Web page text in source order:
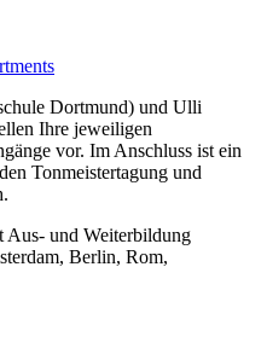
Dortmund) und Ulli
Ihre jeweiligen
vor. Im Anschluss ist ein
Tonmeistertagung und
Aus- und Weiterbildung
Berlin, Rom,